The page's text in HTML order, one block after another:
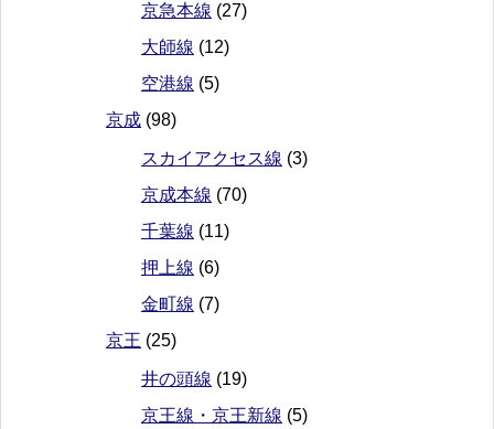
京急本線 (27)
大師線 (12)
空港線 (5)
京成 (98)
スカイアクセス線 (3)
京成本線 (70)
千葉線 (11)
押上線 (6)
金町線 (7)
京王 (25)
井の頭線 (19)
京王線・京王新線 (5)